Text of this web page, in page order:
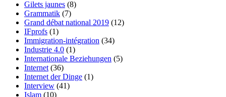
Gilets jaunes (8)
Grammatik (7)
Grand débat national 2019 (12)
IFprofs (1)
Immigration-intégration (34)
Industrie 4.0 (1)
Internationale Beziehungen (5)
Internet (36)
Internet der Dinge (1)
Interview (41)
Islam (10)